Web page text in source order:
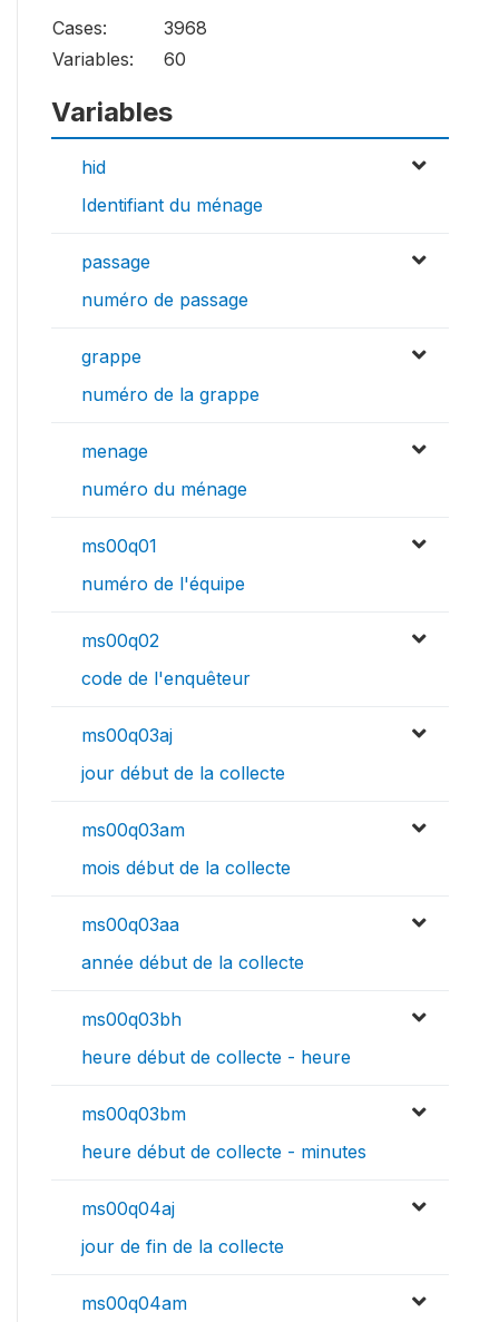
Cases:
3968
Variables:
60
Variables
hid
Identifiant du ménage
passage
numéro de passage
grappe
numéro de la grappe
menage
numéro du ménage
ms00q01
numéro de l'équipe
ms00q02
code de l'enquêteur
ms00q03aj
jour début de la collecte
ms00q03am
mois début de la collecte
ms00q03aa
année début de la collecte
ms00q03bh
heure début de collecte - heure
ms00q03bm
heure début de collecte - minutes
ms00q04aj
jour de fin de la collecte
ms00q04am